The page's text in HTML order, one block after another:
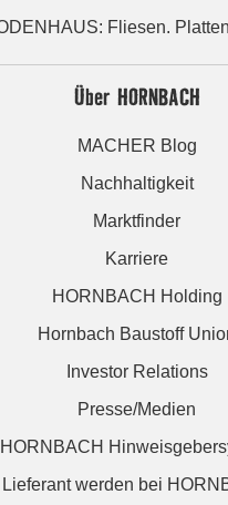
Fliesen.
Über HORNBACH
MACHER Blog
Nachhaltigkeit
Marktfinder
Karriere
HORNBACH Holding
Hornbach Baustoff
Investor Relations
Presse/Medien
HORNBACH
Lieferant werden bei